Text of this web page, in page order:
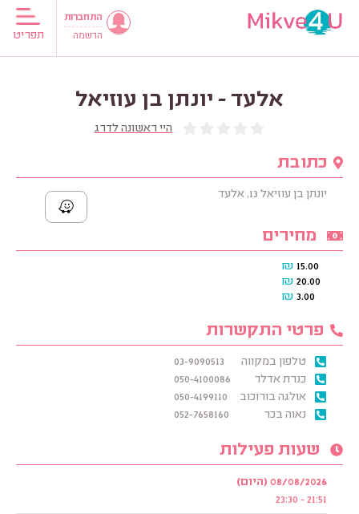
תפריט
התחברות
הרשמה
אלעד - יונתן בן עוזיאל
היי ראשונה לדרג
כתובת
יונתן בן עוזיאל 13, אלעד
מחירים
15.00
₪
20.00
₪
3.00
₪
פרטי התקשרות
טלפון במקווה
03-9090513
כנרת אדלר
050-4100086
אולגה בורוכוב
050-4199110
נאוה בכר
052-7658160
שעות פעילות
08/08/2026 (היום)
21:51 - 23:30